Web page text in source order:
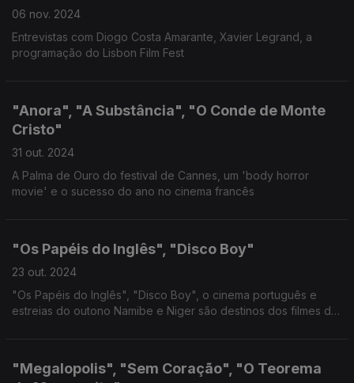
06 nov. 2024
Entrevistas com Diogo Costa Amarante, Xavier Legrand, a
programação do Lisbon Film Fest
"Anora", "A Substância", "O Conde de Monte
Cristo"
31 out. 2024
A Palma de Ouro do festival de Cannes, um 'body horror
movie' e o sucesso do ano no cinema francês
"Os Papéis do Inglês", "Disco Boy"
23 out. 2024
"Os Papéis do Inglês", "Disco Boy", o cinema português e
estreias do outono Namibe e Niger são destinos dos filmes de
"Megalopolis", "Sem Coração", "O Teorema